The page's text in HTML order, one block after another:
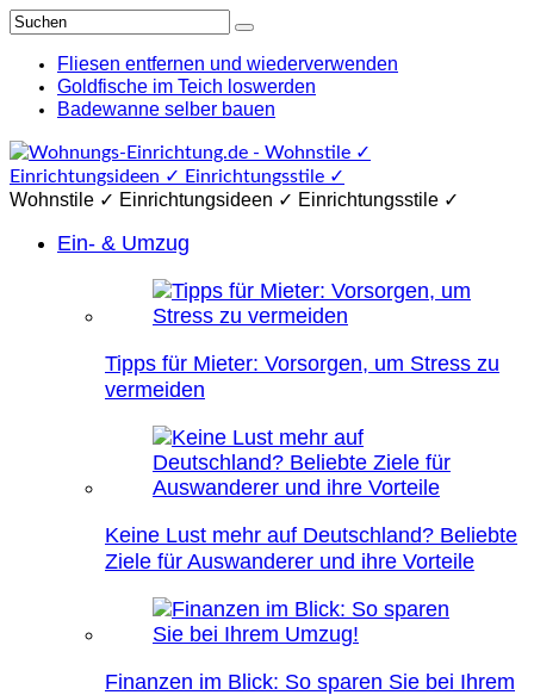
Fliesen entfernen und wiederverwenden
Goldfische im Teich loswerden
Badewanne selber bauen
Wohnstile ✓ Einrichtungsideen ✓ Einrichtungsstile ✓
Ein- & Umzug
Tipps für Mieter: Vorsorgen, um Stress zu
vermeiden
Keine Lust mehr auf Deutschland? Beliebte
Ziele für Auswanderer und ihre Vorteile
Finanzen im Blick: So sparen Sie bei Ihrem